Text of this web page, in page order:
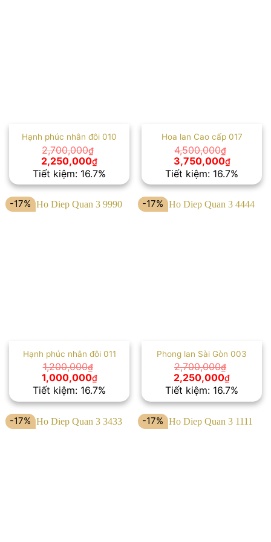
Hạnh phúc nhân đôi 010
2,700,000₫
Giá
gốc
là:
2,700,000₫.
2,250,000₫Giá
hiện
tại
là:
2,250,000₫.
Tiết kiệm: 16.7%
Hoa lan Cao cấp 017
4,500,000₫
Giá
gốc
là:
4,500,000₫.
3,750,000₫Giá
hiện
tại
là:
Tiết kiệm: 16.7%
-17%
Hạnh phúc nhân đôi 011
1,200,000₫
Giá
gốc
là:
1,200,000₫.
1,000,000₫Giá
hiện
tại
là:
1,000,000₫.
Tiết kiệm: 16.7%
-17%
Phong lan Sài Gòn 003
2,700,000₫
Giá
gốc
là:
2,700,000₫.
2,250,000₫Giá
hiện
tại
là:
Tiết kiệm: 16.7%
-17% -17%